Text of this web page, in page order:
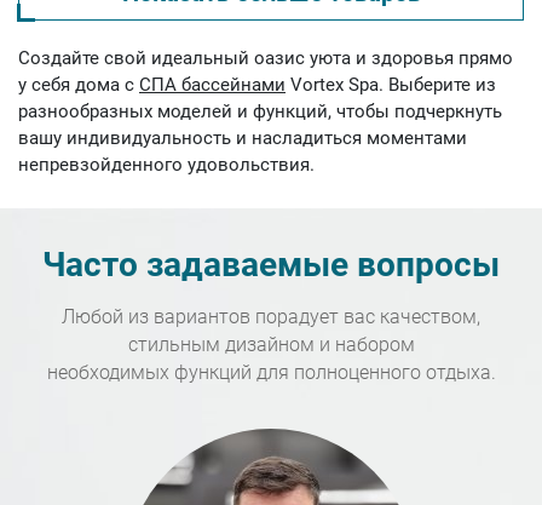
Создайте свой идеальный оазис уюта и здоровья прямо
у себя дома с СПА бассейнами Vortex Spa. Выберите из
разнообразных моделей и функций, чтобы подчеркнуть
вашу индивидуальность и насладиться моментами
непревзойденного удовольствия.
Часто задаваемые вопросы
Любой из вариантов порадует вас качеством,
стильным дизайном и набором
необходимых функций для полноценного отдыха.